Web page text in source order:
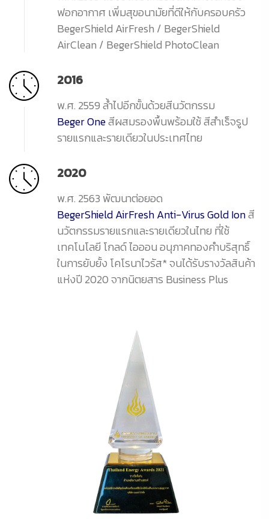
ฟอกอากาศ เพิ่มสุขอนามัยที่ดีให้กับครอบครัว
BegerShield AirFresh / BegerShield
AirClean / BegerShield PhotoClean
2016
พ.ศ. 2559 ล้ำไปอีกขั้นด้วยสีนวัตกรรม
Beger Oneสีผสมรองพื้นพร้อมใช้ สีสำเร็จรูป
รายแรกและรายเดียวในประเทศไทย
2020
พ.ศ. 2563 พัฒนาต่อยอด
BegerShield AirFresh Anti-Virus Gold Ionสี
นวัตกรรมรายแรกและรายเดียวในไทย ที่ใช้
เทคโนโลยี โกลด์ ไอออน อนุภาคทองคำบริสุทธิ์
ในการยับยั้ง โคโรนาไวรัส* จนได้รับรางวัลสินค้า
แห่งปี 2020 จากนิตยสาร Business Plus